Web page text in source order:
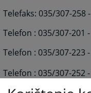
Telefaks: 035/307-
Telefon : 035/307-201
Telefon : 035/307-223
Telefon : 035/307-252
pisarnice